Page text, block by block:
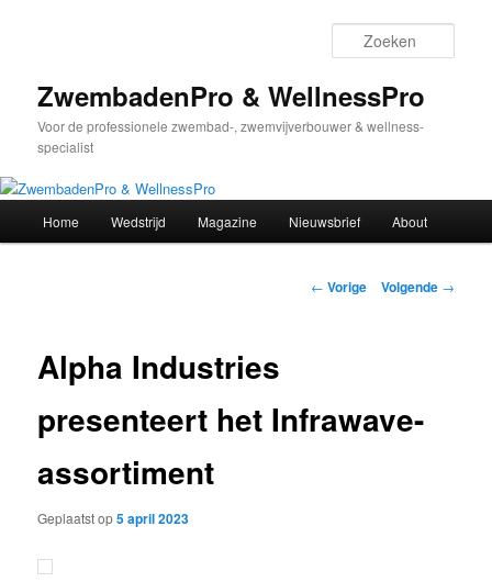
inhoudZwembadenPro & WellnessPro
Voor de professionele zwembad-, zwemvijverbouwer & wellness-
specialist
Home Wedstrijd Magazine Nieuwsbrief About
Bericht
← Vorige Volgende →
Alpha Industries
presenteert het Infrawave-
assortiment
Geplaatst op5 april 2023